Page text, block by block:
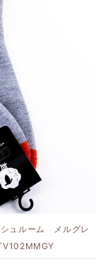
ュルーム メルグレ